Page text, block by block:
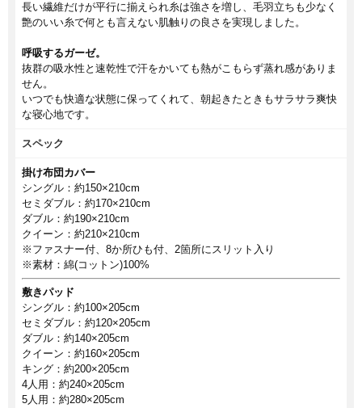
長い繊維だけが平行に揃えられ糸は強さを増し、毛羽立ちも少なく
艶のいい糸で何とも言えない肌触りの良さを実現しました。
呼吸するガーゼ。
抜群の吸水性と速乾性で汗をかいても熱がこもらず蒸れ感がありま
せん。
いつでも快適な状態に保ってくれて、朝起きたときもサラサラ爽快
な寝心地です。
スペック
掛け布団カバー
シングル：約150×210cm
セミダブル：約170×210cm
ダブル：約190×210cm
クイーン：約210×210cm
※ファスナー付、8か所ひも付、2箇所にスリット入り
※素材：綿(コットン)100%
敷きパッド
シングル：約100×205cm
セミダブル：約120×205cm
ダブル：約140×205cm
クイーン：約160×205cm
キング：約200×205cm
4人用：約240×205cm
5人用：約280×205cm